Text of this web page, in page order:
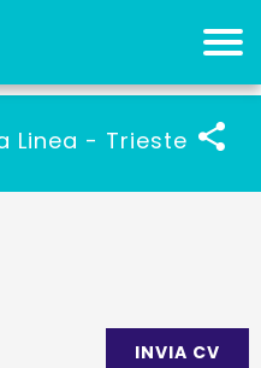
Linea - Trieste